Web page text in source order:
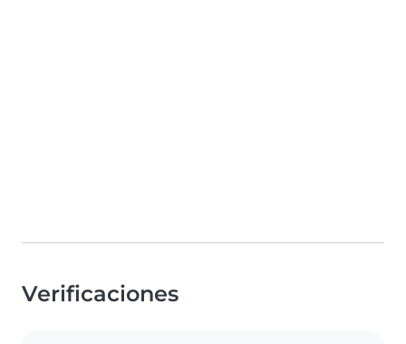
Verificaciones